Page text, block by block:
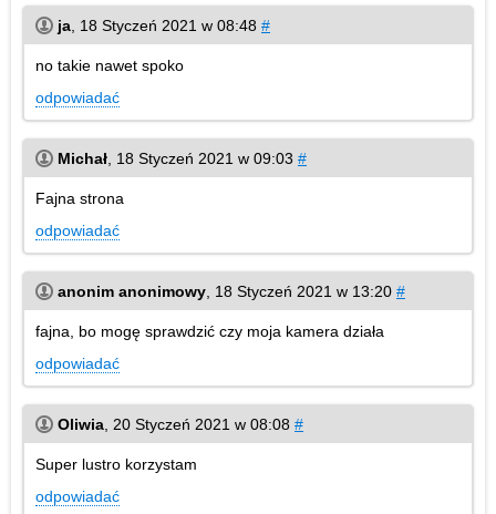
ja 18 Styczeń 2021 w 08:48 #
no takie nawet spoko
odpowiadać
Michał 18 Styczeń 2021 w 09:03 #
Fajna strona
odpowiadać
anonim anonimowy 18 Styczeń 2021 w 13:20 #
fajna, bo mogę sprawdzić czy moja kamera działa
odpowiadać
Oliwia 20 Styczeń 2021 w 08:08 #
Super lustro korzystam
odpowiadać